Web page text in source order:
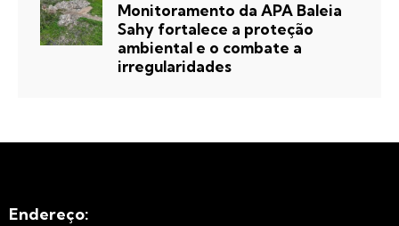
Monitoramento da APA Baleia
Sahy fortalece a proteção
ambiental e o combate a
irregularidades
Endereço: